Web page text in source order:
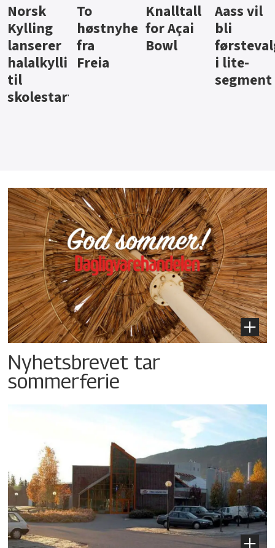
Knalltall
for Açai
Bowl
Aass vil
bli
førstevalg
i lite-
Brus og
jus fra
Berentsen
Hard
iste fra
Hansa
Nyhetsbrevet tar
sommerferie